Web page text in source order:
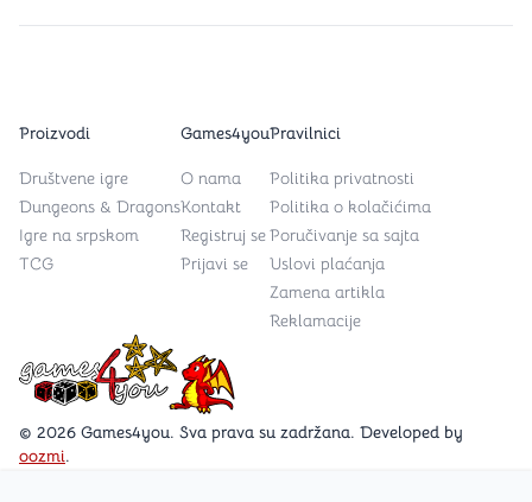
Games4you logo
© 2026 Games4you. Sva prava su zadržana. Developed by
oozmi.
Proizvodi
Društvene igre
Dungeons & Dragons
Igre na srpskom
TCG
Games4you
O nama
Kontakt
Registruj se
Prijavi se
Pravilnici
Politika privatnosti
Politika o kolačićima
Poručivanje sa sajta
Uslovi plaćanja
Zamena artikla
Reklamacije